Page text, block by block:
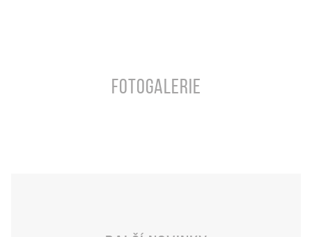
Fotogalerie